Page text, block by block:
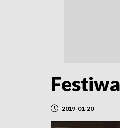
2019-01-20